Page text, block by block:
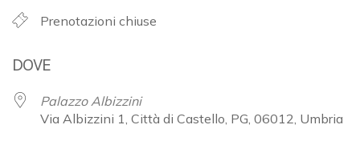
Prenotazioni chiuse
DOVE
Palazzo Albizzini
Via Albizzini 1, Città di Castello, PG, 06012, Umbria